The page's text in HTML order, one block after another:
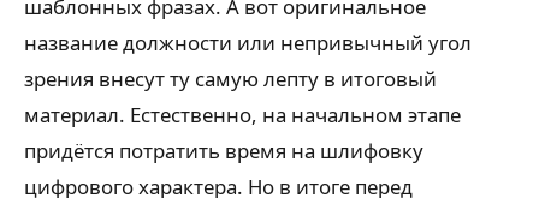
шаблонных фразах. А вот оригинальное
название должности или непривычный угол
зрения внесут ту самую лепту в итоговый
материал. Естественно, на начальном этапе
придётся потратить время на шлифовку
цифрового характера. Но в итоге перед